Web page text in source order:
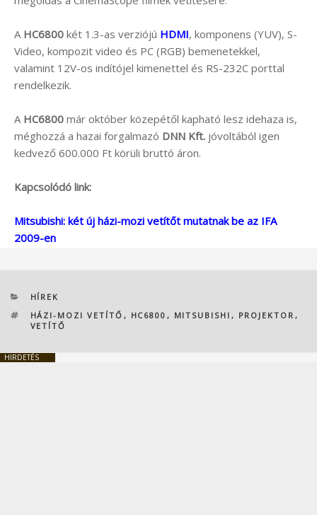
A HC6800 két 1.3-as verziójú HDMI, komponens (YUV), S-
Video, kompozit video és PC (RGB) bemenetekkel,
valamint 12V-os indítójel kimenettel és RS-232C porttal
rendelkezik.
A HC6800 már október közepétől kapható lesz idehaza is,
méghozzá a hazai forgalmazó DNN Kft. jóvoltából igen
kedvező 600.000 Ft körüli bruttó áron.
Kapcsolódó link:
Mitsubishi: két új házi-mozi vetítőt mutatnak be az IFA
2009-en
KATEGÓRIÁK
HÍREK
CÍMKÉK
HÁZI-MOZI VETÍTŐ , HC6800 , MITSUBISHI , PROJEKTOR ,
VETÍTŐ
HIRDETÉS